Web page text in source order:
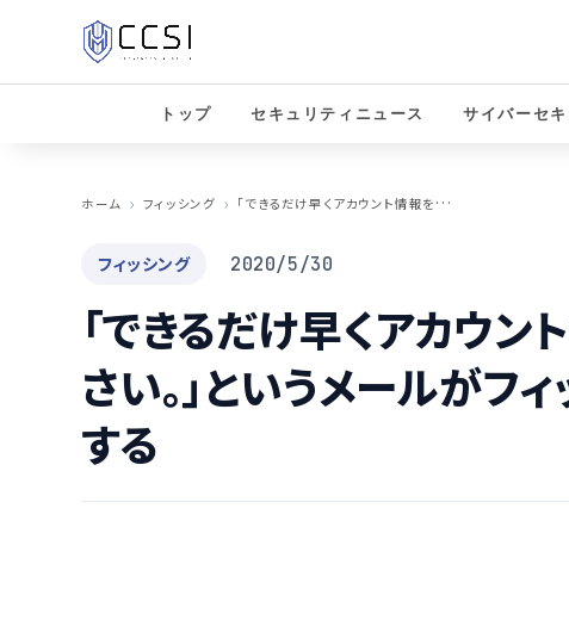
トップ セキュリティニュース サイバーセ
ホーム
フィッシング 「
できるだけ早くアカウント情報を補完してください。」というメールがフィッシング詐欺か検証する
フィッシング 2020/5/30
「できるだけ早くアカウン
さい。」というメールがフ
する